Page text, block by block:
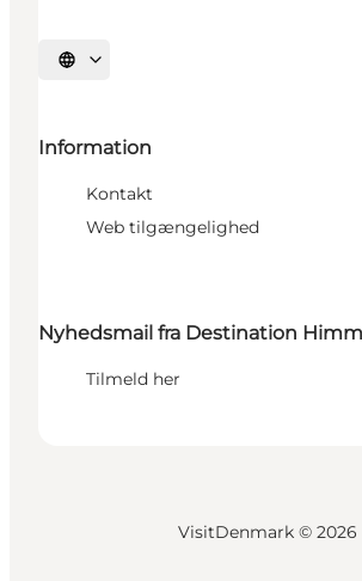
Vælg sprog
Information
Kontakt
Web tilgængelighed
Nyhedsmail fra Destination
Tilmeld her
VisitDenmark © 2026